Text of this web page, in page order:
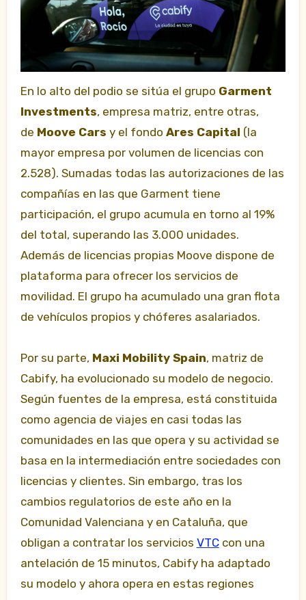
En lo alto del podio se sitúa el grupo Garment
Investments, empresa matriz, entre otras,
de Moove Cars y el fondo Ares Capital (la
mayor empresa por volumen de licencias con
2.528). Sumadas todas las autorizaciones de las
compañías en las que Garment tiene
participación, el grupo acumula en torno al 19%
del total, superando las 3.000 unidades.
Además de licencias propias Moove dispone de
plataforma para ofrecer los servicios de
movilidad. El grupo ha acumulado una gran flota
de vehículos propios y chóferes asalariados.
Por su parte, Maxi Mobility Spain, matriz de
Cabify, ha evolucionado su modelo de negocio.
Según fuentes de la empresa, está constituida
como agencia de viajes en casi todas las
comunidades en las que opera y su actividad se
basa en la intermediación entre sociedades con
licencias y clientes. Sin embargo, tras los
cambios regulatorios de este año en la
Comunidad Valenciana y en Cataluña, que
obligan a contratar los servicios VTCcon una
antelación de 15 minutos, Cabify ha adaptado
su modelo y ahora opera en estas regiones